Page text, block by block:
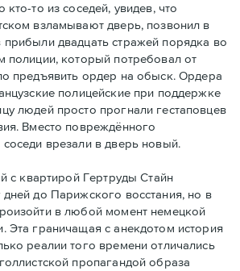
то из соседей, увидев, что
взламывают дверь, позвонил в
двадцать стражей порядка во
полиции, который потребовал от
предъявить ордер на обыск. Ордера
полицейские при поддержке
людей просто прогнали гестаповцев
Вместо повреждённого
врезали в дверь новый.
с квартирой Гертруды Стайн
до Парижского восстания, но в
в любой момент немецкой
Эта граничащая с анекдотом история
реалии того времени отличались
пропагандой образа